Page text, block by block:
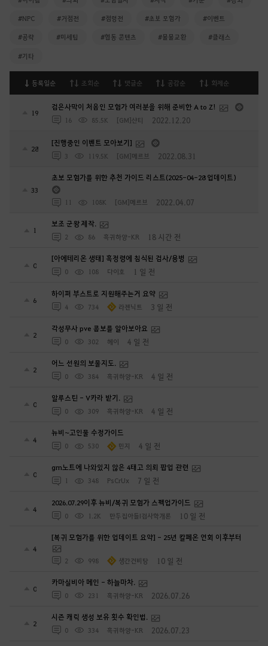
#NPC #거점전 #점령전 #초보 모험가 #이벤트
#공략 #미세팁 #협동 콘텐츠 #물물교환 #클래스
#기타
등록일순 조회순 댓글순 공감순 화제순
19
검은사막이 처음인 모험가 여러분을 위해 준비한 A to Z!
16 85.5K [GM]샨티 2022.12.20
28
[진행중인 이벤트 모아보기]
3 119.5K [GM]메르브 2022.08.31
33
초보 모험가를 위한 추천 가이드 리스트(2025-04-28 업데이트)
11 108K [GM]메르브 2022.04.07
1
보조 군왕 제작.
2 86 흑귀하양-KR 18 시간 전
0
[아에테리온 생태] 흑정령에 침식된 검사/용병
0 108 다이호 1 일 전
6
하이퍼 부스트로 지원해주는거 요약
4 734 라젠닉트 3 일 전
2
각성무사 pve 콤보를 알아보아요
0 302 헤이 4 일 전
2
어느 선원의 보물지도.
0 384 흑귀하양-KR 4 일 전
0
알루스틴 - V카라 받기.
0 309 흑귀하양-KR 4 일 전
4
뉴비~고인물 수정가이드
0 530 민지 4 일 전
0
gm노트에 나와있지 않은 4태고 의뢰 팝업 관련
1 348 PsCrUx 7 일 전
4
2026.07.29이후 뉴비/복귀 모험가 스펙업가이드
0 1.2K 만두집아들I검사학개론 10 일 전
4
[복귀 모험가를 위한 업데이트 요약] - 25년 칼페온 연회 이후부터
2 998 생간건비탕 10 일 전
0
카마실비아 메인 - 하늘마차.
0 231 흑귀하양-KR 2026.07.26
2
시즌 캐릭 생성 보유 횟수 확인법.
0 334 흑귀하양-KR 2026.07.23